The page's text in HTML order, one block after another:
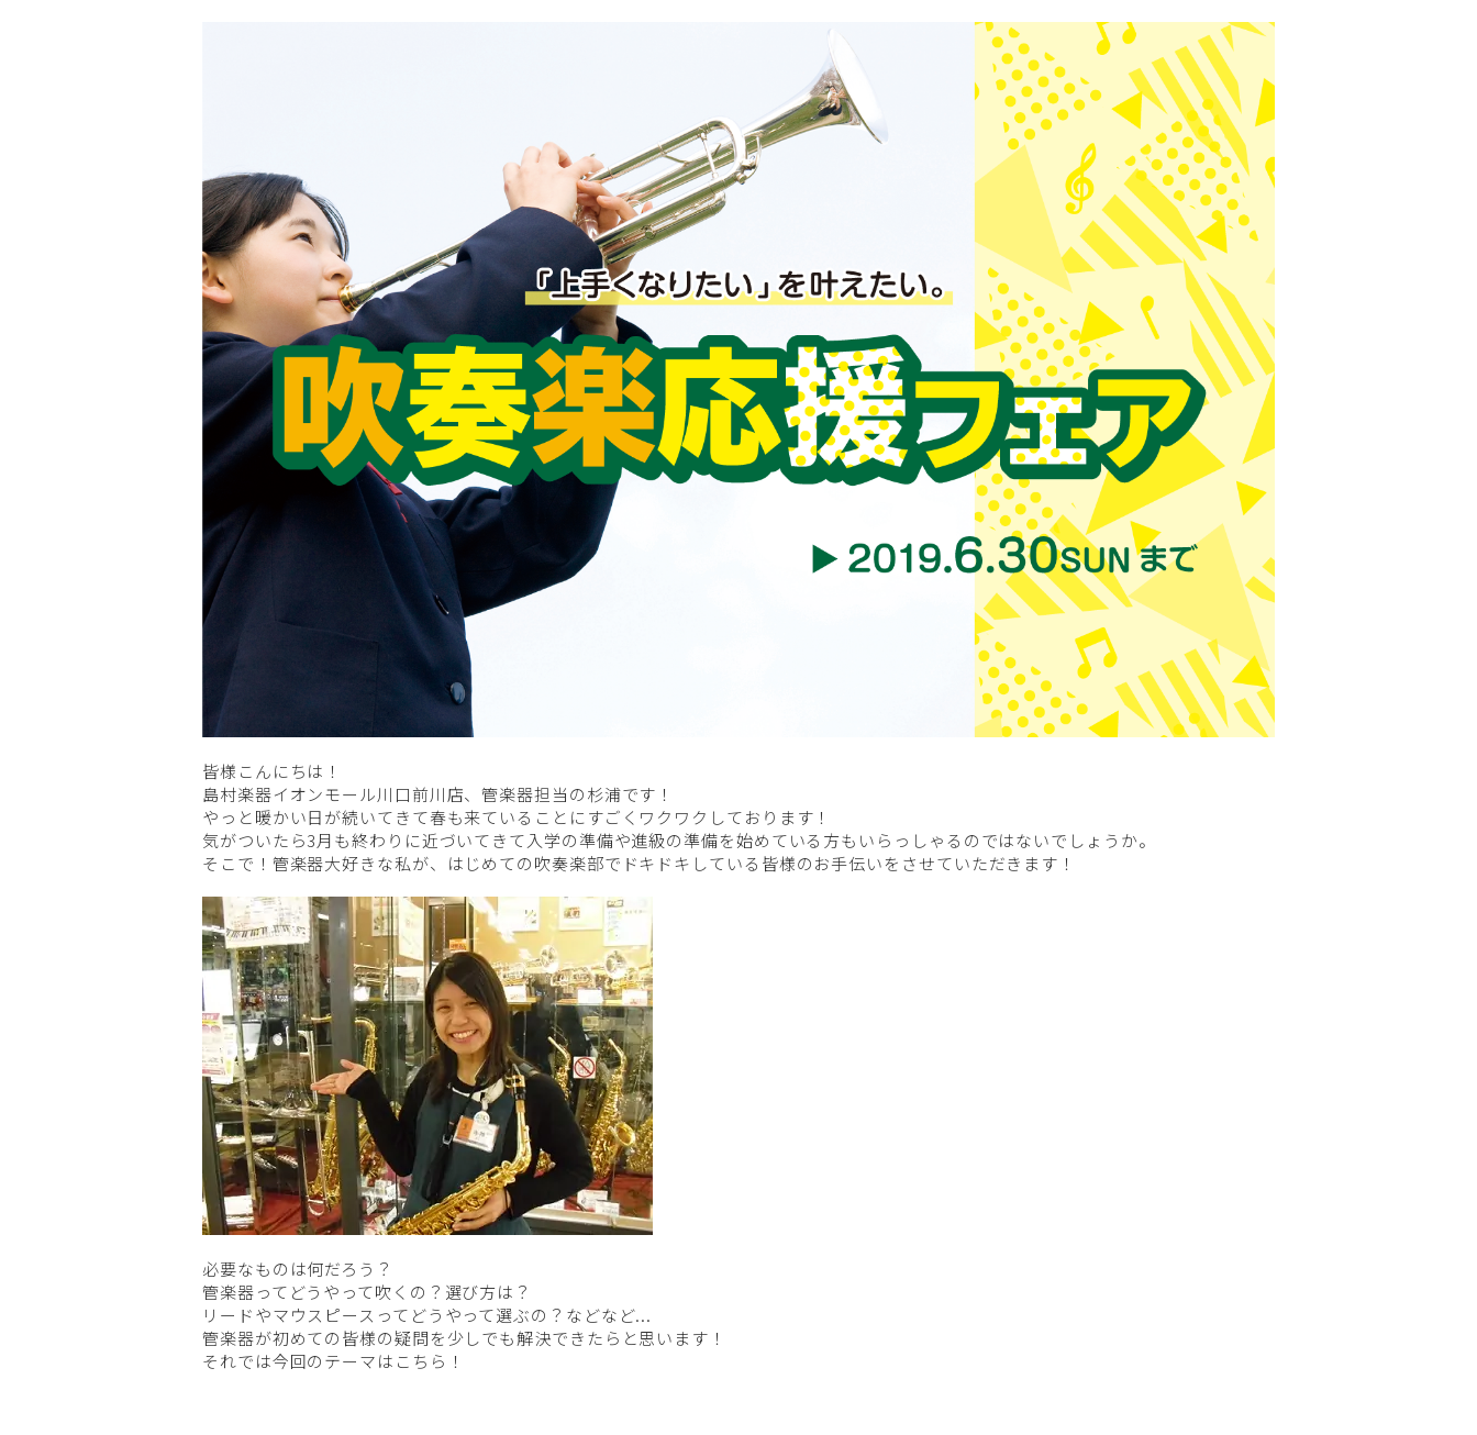
皆様こんにちは！
島村楽器イオンモール川口前川店、管楽器担当の杉浦です！
やっと暖かい日が続いてきて春も来ていることにすごくワクワクしております！
気がついたら3月も終わりに近づいてきて入学の準備や進級の準備を始めている方もいらっしゃるのではないでしょうか。
そこで！管楽器大好きな私が、はじめての吹奏楽部でドキドキしている皆様のお手伝いをさせていただきます！
必要なものは何だろう？
管楽器ってどうやって吹くの？選び方は？
リードやマウスピースってどうやって選ぶの？などなど...
管楽器が初めての皆様の疑問を少しでも解決できたらと思います！
それでは今回のテーマはこちら！